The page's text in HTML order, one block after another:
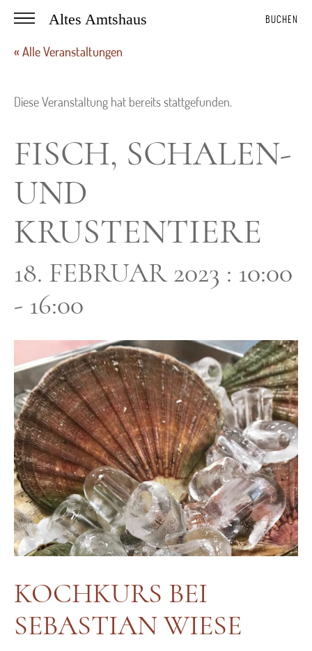
Altes Amtshaus BUCHEN
« Alle Veranstaltungen
Diese Veranstaltung hat bereits stattgefunden.
FISCH, SCHALEN-
UND
KRUSTENTIERE
18. FEBRUAR 2023 : 10:00
- 16:00
KOCHKURS BEI
SEBASTIAN WIESE